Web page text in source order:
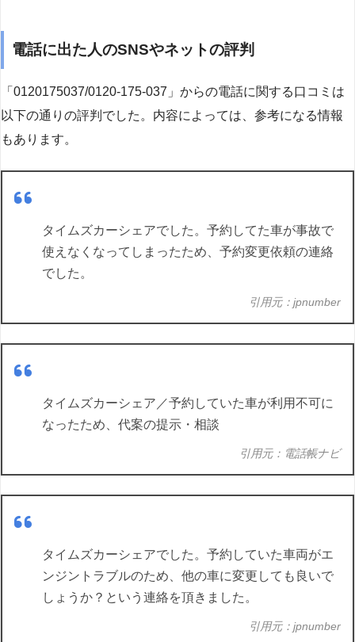
電話に出た人のSNSやネットの評判
「0120175037/0120-175-037」からの電話に関する口コミは
以下の通りの評判でした。内容によっては、参考になる情報
もあります。
タイムズカーシェアでした。予約してた車が事故で
使えなくなってしまったため、予約変更依頼の連絡
でした。
引用元：jpnumber
タイムズカーシェア／予約していた車が利用不可に
なったため、代案の提示・相談
引用元：電話帳ナビ
タイムズカーシェアでした。予約していた車両がエ
ンジントラブルのため、他の車に変更しても良いで
しょうか？という連絡を頂きました。
引用元：jpnumber